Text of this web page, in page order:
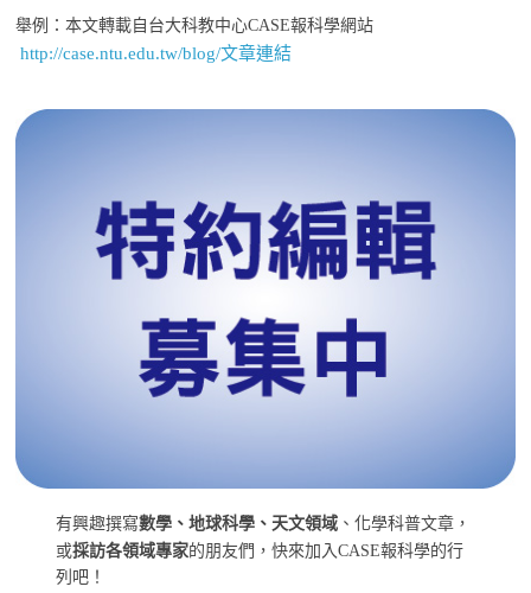
舉例：本文轉載自台大科教中心CASE報科學網站
http://case.ntu.edu.tw/blog/文章連結
有興趣撰寫數學、地球科學、天文領域 、化學科普文章，
或採訪各領域專家的朋友們，快來加入CASE報科學的行
列吧！